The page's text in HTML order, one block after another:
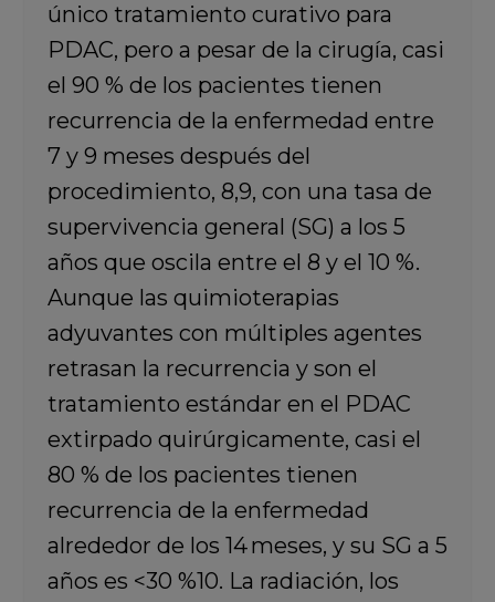
único tratamiento curativo para
PDAC, pero a pesar de la cirugía, casi
el 90 % de los pacientes tienen
recurrencia de la enfermedad entre
7 y 9 meses después del
procedimiento, 8,9, con una tasa de
supervivencia general (SG) a los 5
años que oscila entre el 8 y el 10 %.
Aunque las quimioterapias
adyuvantes con múltiples agentes
retrasan la recurrencia y son el
tratamiento estándar en el PDAC
extirpado quirúrgicamente, casi el
80 % de los pacientes tienen
recurrencia de la enfermedad
alrededor de los 14 meses, y su SG a 5
años es <30 %10. La radiación, los